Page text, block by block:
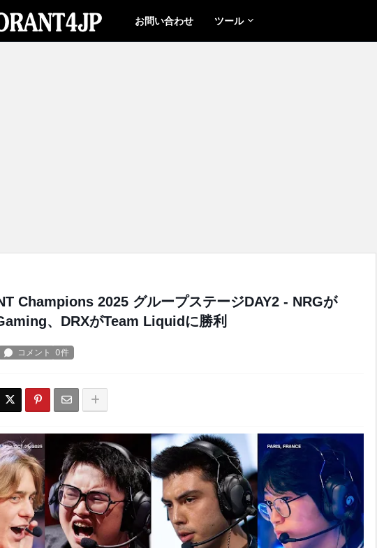
お問い合わせ ツール
Champions 2025 グループステージDAY2 - NRGが
、DRXがTeam Liquidに勝利